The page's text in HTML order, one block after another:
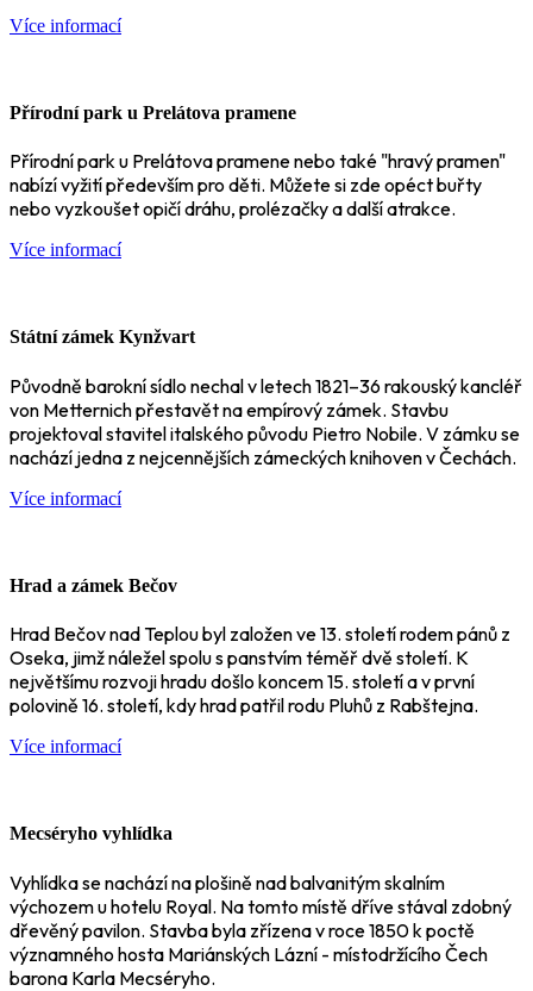
Více informací
Přírodní park u Prelátova pramene
Přírodní park u Prelátova pramene nebo také "hravý pramen"
nabízí vyžití především pro děti. Můžete si zde opéct buřty
nebo vyzkoušet opičí dráhu, prolézačky a další atrakce.
Více informací
Státní zámek Kynžvart
Původně barokní sídlo nechal v letech 1821–36 rakouský kancléř
von Metternich přestavět na empírový zámek. Stavbu
projektoval stavitel italského původu Pietro Nobile. V zámku se
nachází jedna z nejcennějších zámeckých knihoven v Čechách.
Více informací
Hrad a zámek Bečov
Hrad Bečov nad Teplou byl založen ve 13. století rodem pánů z
Oseka, jimž náležel spolu s panstvím téměř dvě století. K
největšímu rozvoji hradu došlo koncem 15. století a v první
polovině 16. století, kdy hrad patřil rodu Pluhů z Rabštejna.
Více informací
Mecséryho vyhlídka
Vyhlídka se nachází na plošině nad balvanitým skalním
výchozem u hotelu Royal. Na tomto místě dříve stával zdobný
dřevěný pavilon. Stavba byla zřízena v roce 1850 k poctě
významného hosta Mariánských Lázní - místodržícího Čech
barona Karla Mecséryho.